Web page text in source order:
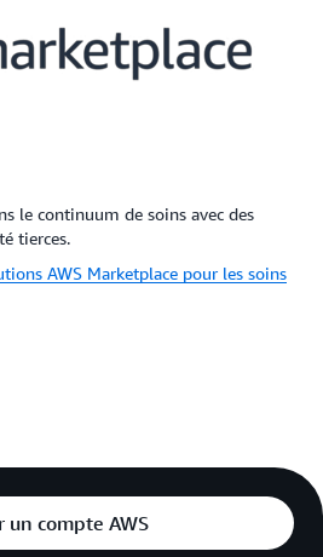
le continuum de soins avec des
tierces.
AWS Marketplace pour les soins
un compte AWS